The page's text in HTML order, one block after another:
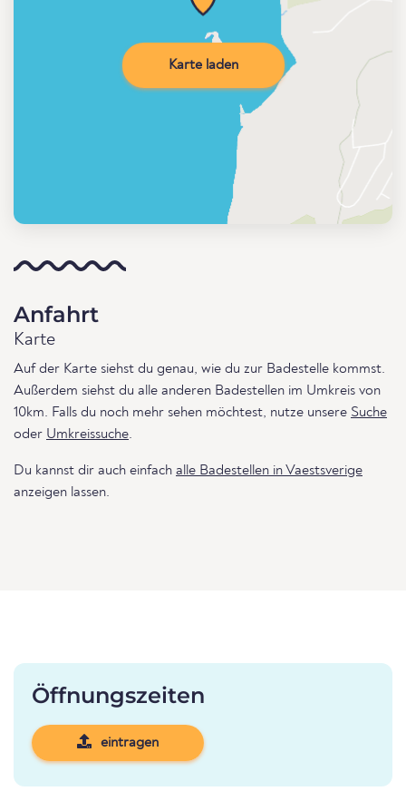
Karte laden
Anfahrt
Karte
Auf der Karte siehst du genau, wie du zur Badestelle kommst.
Außerdem siehst du alle anderen Badestellen im Umkreis von
10km. Falls du noch mehr sehen möchtest, nutze unsere Suche
oder Umkreissuche.
Du kannst dir auch einfach alle Badestellen in Vaestsverige
anzeigen lassen.
Öffnungszeiten
eintragen